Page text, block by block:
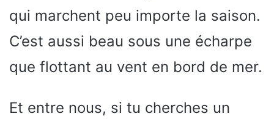
qui marchent peu importe la saison.
C’est aussi beau sous une écharpe
que flottant au vent en bord de mer.
Et entre nous, si tu cherches un